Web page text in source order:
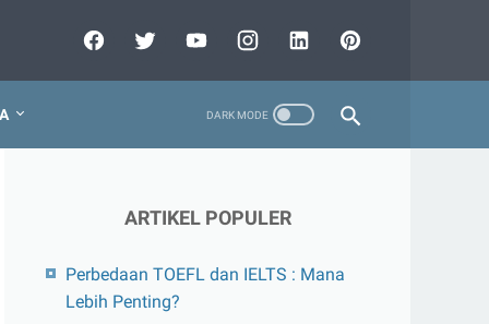
ARTIKEL POPULER
Perbedaan TOEFL dan IELTS : Mana
Lebih Penting?